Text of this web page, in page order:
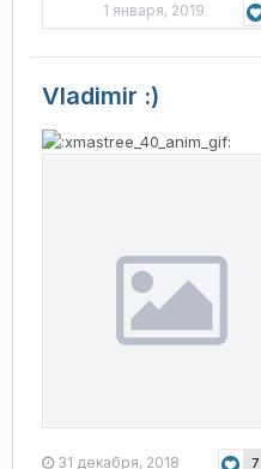
1 января, 2019
Vladimir :)
31 декабря, 2018 7